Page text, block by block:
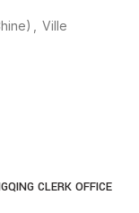
Ville
CLERK OFFICE